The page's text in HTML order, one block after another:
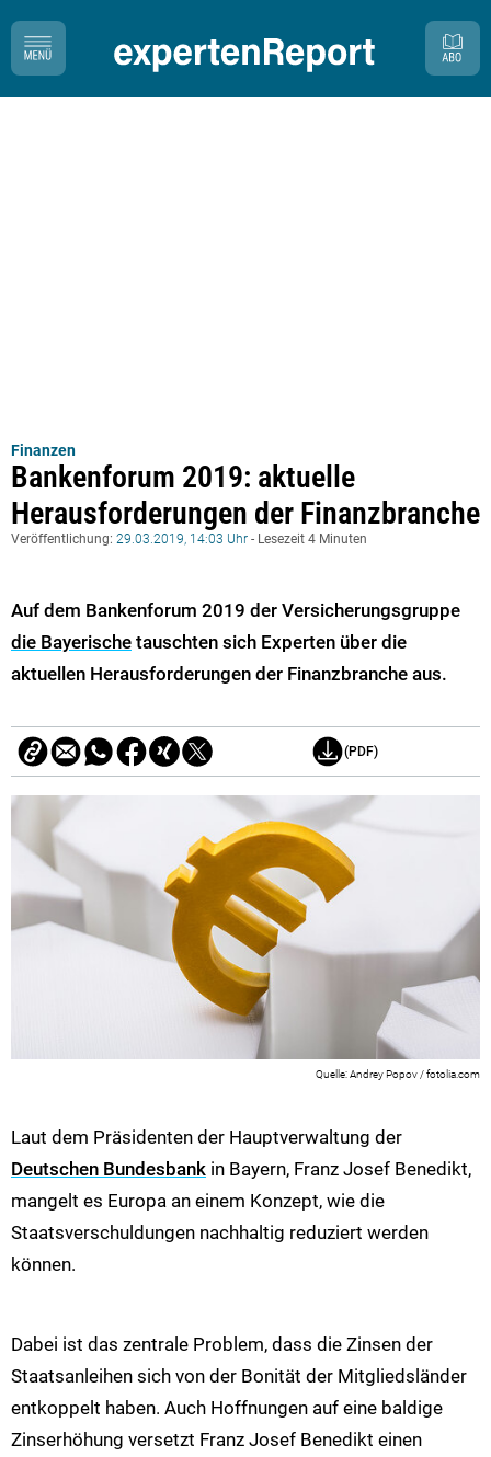
Finanzen
Bankenforum 2019: aktuelle
Herausforderungen der Finanzbranche
Veröffentlichung: 29.03.2019, 14:03 Uhr - Lesezeit 4 Minuten
Auf dem Bankenforum 2019 der Versicherungsgruppe
die Bayerische tauschten sich Experten über die
aktuellen Herausforderungen der Finanzbranche aus.
(PDF)
Andrey Popov / fotolia.com
Laut dem Präsidenten der Hauptverwaltung der
Deutschen Bundesbank in Bayern, Franz Josef Benedikt,
mangelt es Europa an einem Konzept, wie die
Staatsverschuldungen nachhaltig reduziert werden
können.
Dabei ist das zentrale Problem, dass die Zinsen der
Staatsanleihen sich von der Bonität der Mitgliedsländer
entkoppelt haben. Auch Hoffnungen auf eine baldige
Zinserhöhung versetzt Franz Josef Benedikt einen